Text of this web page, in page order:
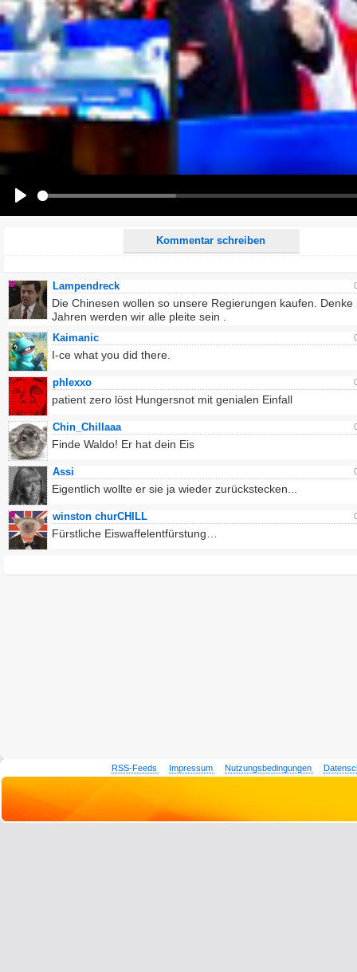
Kommentar schreiben
Name:
E-Mail-Adresse (optional):
Kommentar:
Ich möchte eine E-Mail, wenn auf dieser Seite weitere Kommentare erscheinen.
Lampendreck
Die Chinesen wollen so unsere Regierungen kaufen. Denke
Jahren werden wir alle pleite sein .
Kaimanic
I-ce what you did there.
phlexxo
patient zero löst Hungersnot mit genialen Einfall
Chin_Chillaaa
Finde Waldo! Er hat dein Eis
Assi
Eigentlich wollte er sie ja wieder zurückstecken...
winston churCHILL
Fürstliche Eiswaffelentfürstung…
RSS-Feeds Impressum Nutzungsbedingungen